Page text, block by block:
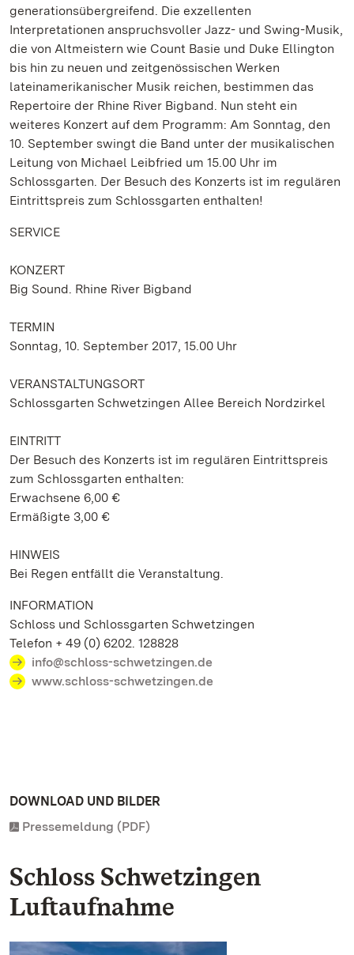
generationsübergreifend. Die exzellenten
Interpretationen anspruchsvoller Jazz- und Swing-Musik,
die von Altmeistern wie Count Basie und Duke Ellington
bis hin zu neuen und zeitgenössischen Werken
lateinamerikanischer Musik reichen, bestimmen das
Repertoire der Rhine River Bigband. Nun steht ein
weiteres Konzert auf dem Programm: Am Sonntag, den
10. September swingt die Band unter der musikalischen
Leitung von Michael Leibfried um 15.00 Uhr im
Schlossgarten. Der Besuch des Konzerts ist im regulären
Eintrittspreis zum Schlossgarten enthalten!
SERVICE
KONZERT
Big Sound. Rhine River Bigband
TERMIN
Sonntag, 10. September 2017, 15.00 Uhr
VERANSTALTUNGSORT
Schlossgarten Schwetzingen Allee Bereich Nordzirkel
EINTRITT
Der Besuch des Konzerts ist im regulären Eintrittspreis
zum Schlossgarten enthalten:
Erwachsene 6,00 €
Ermäßigte 3,00 €
HINWEIS
Bei Regen entfällt die Veranstaltung.
INFORMATION
Schloss und Schlossgarten Schwetzingen
Telefon + 49 (0) 6202. 128828
info@schloss-schwetzingen.de
www.schloss-schwetzingen.de
DOWNLOAD UND BILDER
Pressemeldung (PDF)
Schloss Schwetzingen
Luftaufnahme